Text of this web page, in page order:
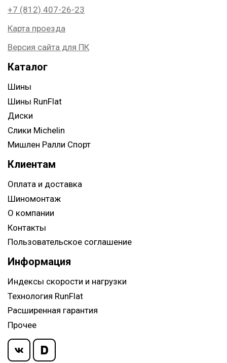
+7 (812) 407-26-23
Карта проезда
Версия сайта для ПК
Каталог
Шины
Шины RunFlat
Диски
Слики Michelin
Мишлен Ралли Спорт
Клиентам
Оплата и доставка
Шиномонтаж
О компании
Контакты
Пользовательское соглашение
Информация
Индексы скорости и нагрузки
Технология RunFlat
Расширенная гарантия
Прочее